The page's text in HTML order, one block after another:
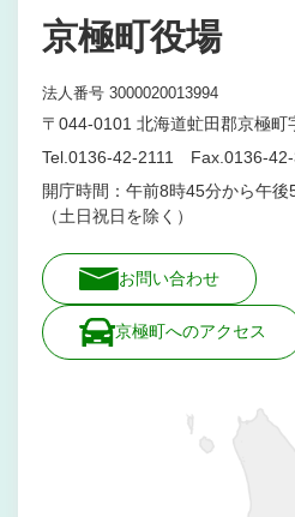
京極町役場
法人番号 3000020013994
〒044-0101 北海道虻田郡京極町
Tel.0136-42-2111 Fax.0136-
開庁時間：午前8時45分から午
（土日祝日を除く）
お問い合わせ
京極町へのアクセス